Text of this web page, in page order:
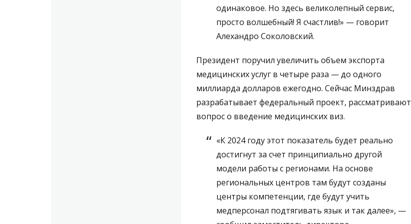
одинаковое. Но здесь великолепный сервис,
просто волшебный! Я счастлив!» — говорит
Алехандро Соколовский.
Президент поручил увеличить объем экспорта
медицинских услуг в четыре раза — до одного
миллиарда долларов ежегодно. Сейчас Минздрав
разрабатывает федеральный проект, рассматривают
вопрос о введение медицинских виз.
«К 2024 году этот показатель будет реально
достигнут за счет принципиально другой
модели работы с регионами. На основе
региональных центров там будут созданы
центры компетенции, где будут учить
медперсонал подтягивать язык и так далее», —